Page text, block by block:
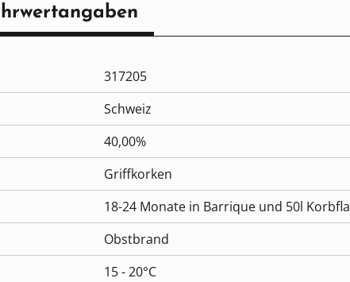
317205
18-24 Monate in Barrique und 50l Korbfla
Obstbrand
15 - 20°C
Schweiz
40,00%
Griffkorken